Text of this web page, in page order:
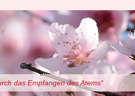
das Empfangen des Atems“